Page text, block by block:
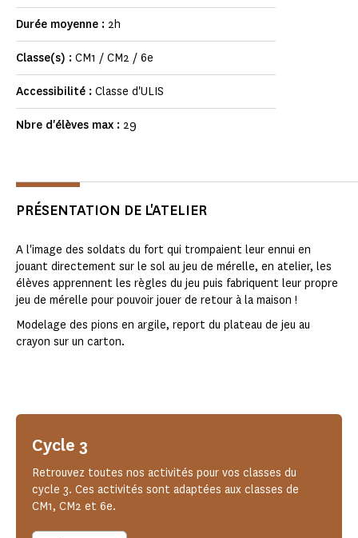
Durée moyenne : 2h
Classe(s) : CM1 / CM2 / 6e
Accessibilité : Classe d'ULIS
Nbre d'élèves max : 29
PRÉSENTATION DE L'ATELIER
A l'image des soldats du fort qui trompaient leur ennui en
jouant directement sur le sol au jeu de mérelle, en atelier, les
élèves apprennent les règles du jeu puis fabriquent leur propre
jeu de mérelle pour pouvoir jouer de retour à la maison !
Modelage des pions en argile, report du plateau de jeu au
crayon sur un carton.
Cycle 3
Retrouvez toutes nos activités pour vos classes du
cycle 3. Ces activités sont adaptées aux classes de
CM1, CM2 et 6e.